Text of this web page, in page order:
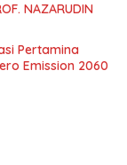
NAZARUDIN
Pertamina
Emission 2060